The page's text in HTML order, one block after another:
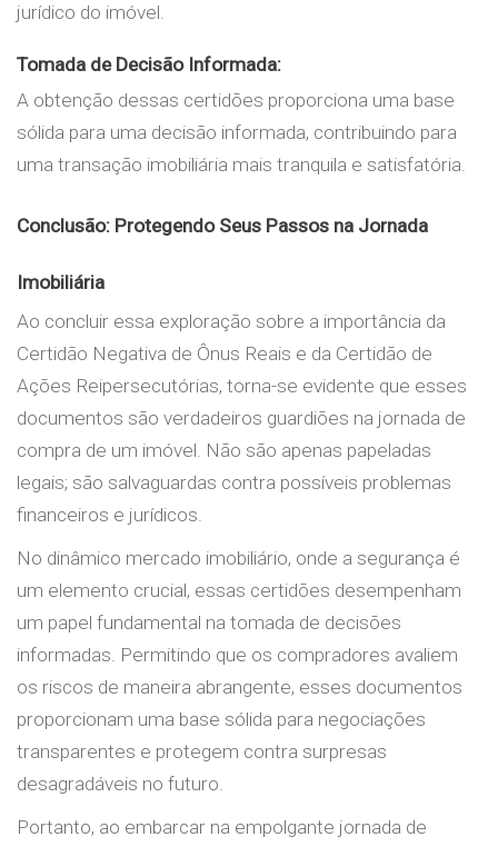
jurídico do imóvel.
Tomada de Decisão Informada:
A obtenção dessas certidões proporciona uma base
sólida para uma decisão informada, contribuindo para
uma transação imobiliária mais tranquila e satisfatória.
Conclusão: Protegendo Seus Passos na Jornada
Imobiliária
Ao concluir essa exploração sobre a importância da
Certidão Negativa de Ônus Reais e da Certidão de
Ações Reipersecutórias, torna-se evidente que esses
documentos são verdadeiros guardiões na jornada de
compra de um imóvel. Não são apenas papeladas
legais; são salvaguardas contra possíveis problemas
financeiros e jurídicos.
No dinâmico mercado imobiliário, onde a segurança é
um elemento crucial, essas certidões desempenham
um papel fundamental na tomada de decisões
informadas. Permitindo que os compradores avaliem
os riscos de maneira abrangente, esses documentos
proporcionam uma base sólida para negociações
transparentes e protegem contra surpresas
desagradáveis no futuro.
Portanto, ao embarcar na empolgante jornada de